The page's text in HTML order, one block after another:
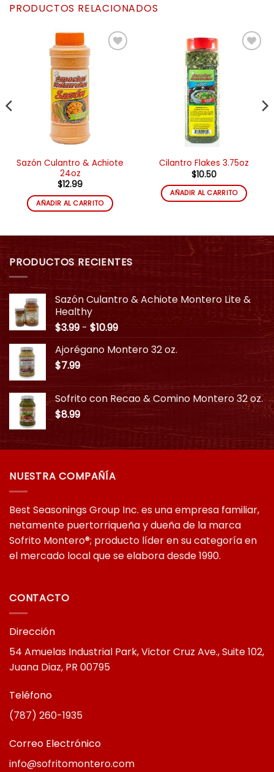
PRODUCTOS RELACIONADOS
Sazón Culantro & Achiote
24oz
$12.99
AÑADIR AL CARRITO
Cilantro Flakes 3.75oz
$10.50
AÑADIR AL CARRITO
PRODUCTOS RECIENTES
Sazón Culantro & Achiote Montero Lite &
Healthy
$3.99 - $10.99Rango
precios:
hasta
$10.99
Ajorégano Montero 32 oz.
$7.99
Sofrito con Recao & Comino Montero 32 oz.
$8.99
NUESTRA COMPAÑÍA
Best Seasonings Group Inc. es una empresa familiar,
netamente puertorriqueña y dueña de la marca
Sofrito Montero®; producto líder en su categoría en
el mercado local que se elabora desde 1990.
CONTACTO
Dirección
54 Amuelas Industrial Park, Victor Cruz Ave., Suite 102,
Juana Diaz, PR 00795
Teléfono
(787) 260-1935
Correo Electrónico
info@sofritomontero.com